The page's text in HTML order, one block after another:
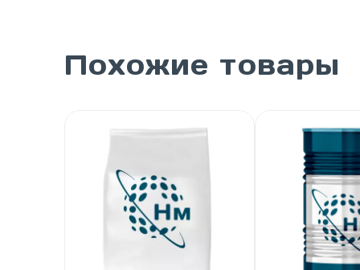
Похожие товары